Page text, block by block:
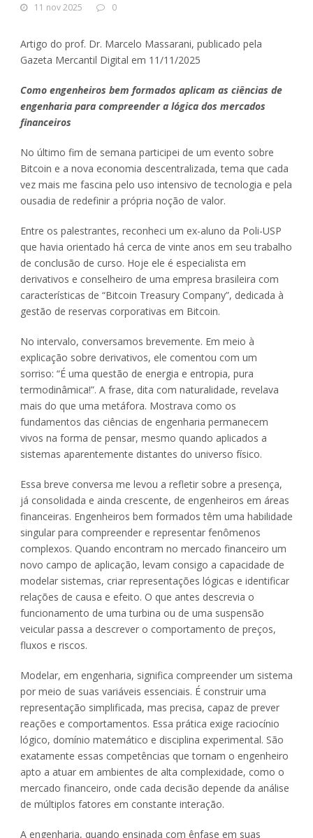
11 nov 2025 0
Artigo do prof. Dr. Marcelo Massarani, publicado pela
Gazeta Mercantil Digital em 11/11/2025
Como engenheiros bem formados aplicam as ciências de
engenharia para compreender a lógica dos mercados
financeiros
No último fim de semana participei de um evento sobre
Bitcoin e a nova economia descentralizada, tema que cada
vez mais me fascina pelo uso intensivo de tecnologia e pela
ousadia de redefinir a própria noção de valor.
Entre os palestrantes, reconheci um ex-aluno da Poli-USP
que havia orientado há cerca de vinte anos em seu trabalho
de conclusão de curso. Hoje ele é especialista em
derivativos e conselheiro de uma empresa brasileira com
características de “Bitcoin Treasury Company”, dedicada à
gestão de reservas corporativas em Bitcoin.
No intervalo, conversamos brevemente. Em meio à
explicação sobre derivativos, ele comentou com um
sorriso: “É uma questão de energia e entropia, pura
termodinâmica!”. A frase, dita com naturalidade, revelava
mais do que uma metáfora. Mostrava como os
fundamentos das ciências de engenharia permanecem
vivos na forma de pensar, mesmo quando aplicados a
sistemas aparentemente distantes do universo físico.
Essa breve conversa me levou a refletir sobre a presença,
já consolidada e ainda crescente, de engenheiros em áreas
financeiras. Engenheiros bem formados têm uma habilidade
singular para compreender e representar fenômenos
complexos. Quando encontram no mercado financeiro um
novo campo de aplicação, levam consigo a capacidade de
modelar sistemas, criar representações lógicas e identificar
relações de causa e efeito. O que antes descrevia o
funcionamento de uma turbina ou de uma suspensão
veicular passa a descrever o comportamento de preços,
fluxos e riscos.
Modelar, em engenharia, significa compreender um sistema
por meio de suas variáveis essenciais. É construir uma
representação simplificada, mas precisa, capaz de prever
reações e comportamentos. Essa prática exige raciocínio
lógico, domínio matemático e disciplina experimental. São
exatamente essas competências que tornam o engenheiro
apto a atuar em ambientes de alta complexidade, como o
mercado financeiro, onde cada decisão depende da análise
de múltiplos fatores em constante interação.
A engenharia, quando ensinada com ênfase em suas